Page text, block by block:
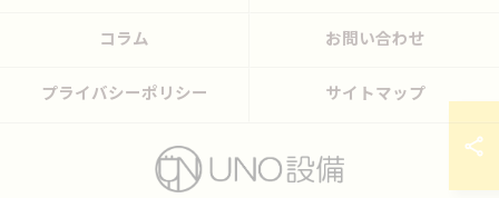
コラム お問い合わせ
プライバシーポリシー サイトマップ